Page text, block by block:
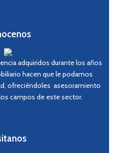
adquiridos durante los años
hacen que le podamos
ofreciéndoles asesoramiento
campos de este sector.